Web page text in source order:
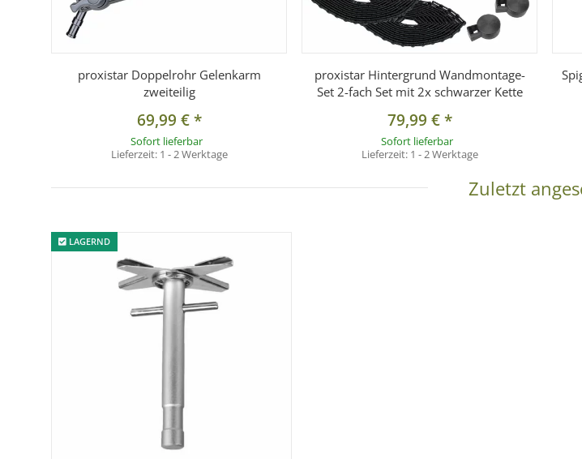
proxistar Doppelrohr Gelenkarm
zweiteilig
69,99 €*
Sofort lieferbar
Lieferzeit: 1 - 2 Werktage
proxistar Hintergrund Wandmontage-
Set 2-fach Set mit 2x schwarzer Kette
79,99 €*
Sofort lieferbar
Lieferzeit: 1 - 2 Werktage
Zuletzt
LAGERND